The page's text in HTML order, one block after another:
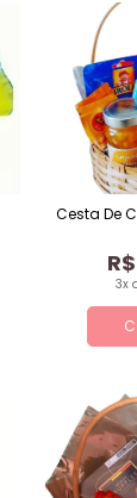
3x
Cesta De